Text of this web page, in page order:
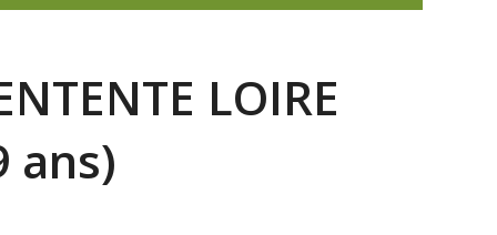
LOIRE
ans)